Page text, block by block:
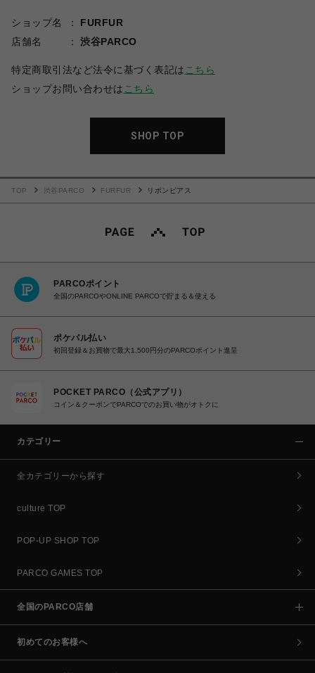
ショップ名
FURFUR
店舗名
渋谷PARCO
特定商取引法など法令に基づく表記は こちら
ショップお問い合わせは こちら
SHOP TOP
TOP 渋谷PARCO FURFUR リボンピアス
PARCOポイント
全国のPARCOやONLINE PARCOで貯まる＆使える
ポケパル払い
初回登録＆お買物で最大1,500円分のPARCOポイント進呈
POCKET PARCO（公式アプリ）
コイン＆クーポンでPARCOでのお買い物がオトクに
カテゴリー
全カテゴリーから探す
culture TOP
POP-UP SHOP TOP
PARCO GAMES TOP
全国のPARCO店舗
初めてのお客様へ